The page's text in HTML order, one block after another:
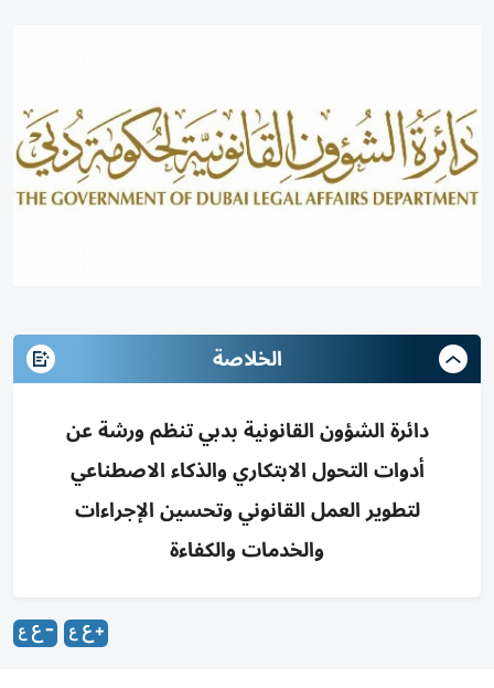
الخلاصة
دائرة الشؤون القانونية بدبي تنظم ورشة عن
أدوات التحول الابتكاري والذكاء الاصطناعي
لتطوير العمل القانوني وتحسين الإجراءات
والخدمات والكفاءة